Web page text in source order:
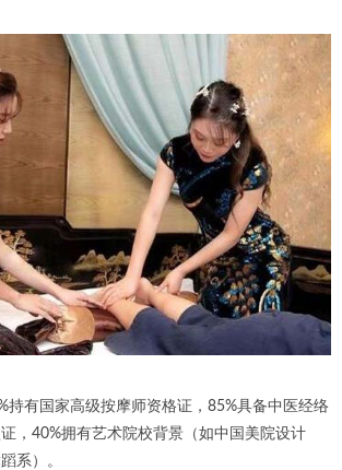
有国家高级按摩师资格证，85%具备中医经络
，40%拥有艺术院校背景（如中国美院设计
系）。